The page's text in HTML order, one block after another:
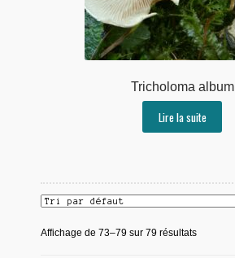
Tricholoma album
Lire la suite
Affichage de 73–79 sur 79 résultats